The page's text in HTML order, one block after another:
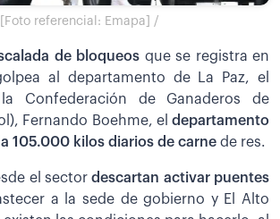
[Foto referencial: Emapa] /
de bloqueos que se registra en
al departamento de La Paz, el
Confederación de Ganaderos de
Fernando Boehme, el departamento
105.000 kilos diarios de carne de res.
el sectordescartan activar puentes
a la sede de gobierno y El Alto